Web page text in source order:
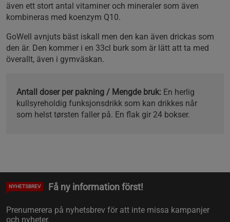
även ett stort antal vitaminer och mineraler som även
kombineras med koenzym Q10.
GoWell avnjuts bäst iskall men den kan även drickas som
den är. Den kommer i en 33cl burk som är lätt att ta med
överallt, även i gymväskan.
Antall doser per pakning / Mengde bruk: En herlig
kullsyreholdig funksjonsdrikk som kan drikkes når
som helst tørsten faller på. En flak gir 24 bokser.
NYHETSBREV Få ny information först!
Prenumerera på nyhetsbrev för att inte missa kampanjer
och nyheter.